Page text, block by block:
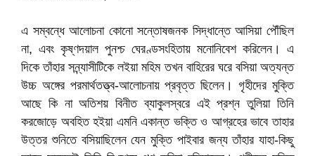
এ সম্বন্ধে আলোচনা কোনো সন্তোষজনক সিদ্ধান্তে আসিয়া পৌঁছিল
না, এবং কৃষ্ণদয়াল পুনশ্চ ঘেরণ্ডসংহিতায় মনোনিবেশ করিলেন। এ
দিকে তাঁহার সন্ন্যাসীটিকে লইয়া মহিম তখন বাহিরের ঘরে বসিয়া অত্যন্ত
উচ্চ অঙ্গের পরমার্থতত্ত্ব-আলোচনায় প্রবৃত্ত ছিলেন। গৃহীদের মুক্তি
আছে কি না অতিশয় বিনীত ব্যাকুলস্বরে এই প্রশ্ন তুলিয়া তিনি
করজোড়ে অবহিত হইয়া এমনি একান্ত ভক্তি ও আগ্রহের ভাবে তাহার
উত্তর শুনিতে বসিয়াছিলেন যেন মুক্তি পাইবার জন্য তাঁহার যাহা-কিছু